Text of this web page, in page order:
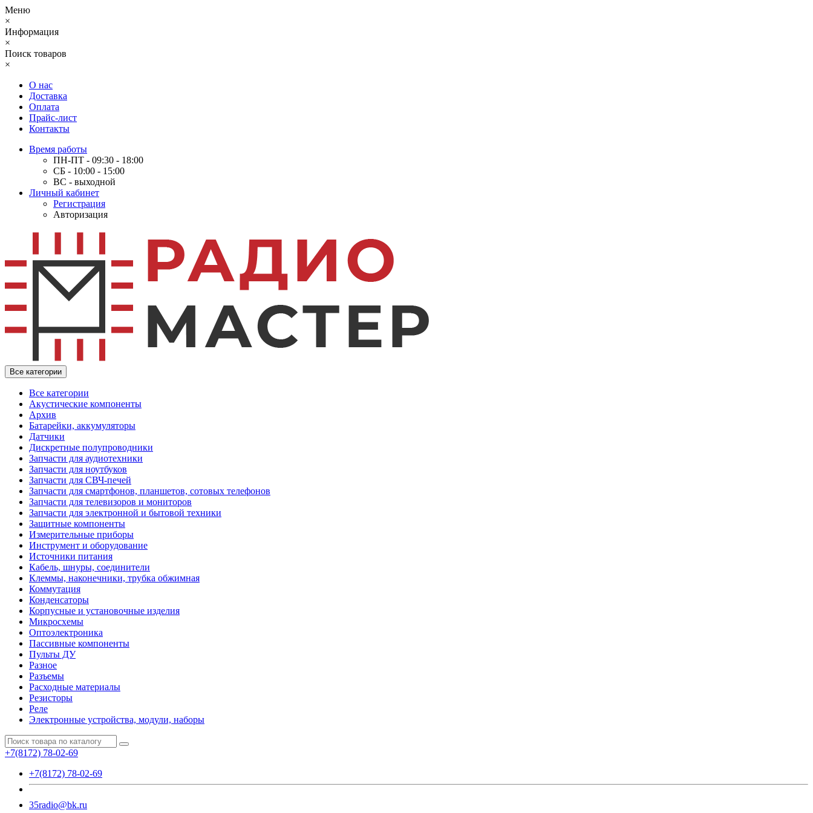
Меню
×
Информация
×
Поиск товаров
×
О нас
Доставка
Оплата
Прайс-лист
Контакты
Время работы
ПН-ПТ - 09:30 - 18:00
СБ - 10:00 - 15:00
ВС - выходной
Личный кабинет
Регистрация
Авторизация
Все категории
Все категории
Акустические компоненты
Архив
Батарейки, аккумуляторы
Датчики
Дискретные полупроводники
Запчасти для аудиотехники
Запчасти для ноутбуков
Запчасти для СВЧ-печей
Запчасти для смартфонов, планшетов, сотовых телефонов
Запчасти для телевизоров и мониторов
Запчасти для электронной и бытовой техники
Защитные компоненты
Измерительные приборы
Инструмент и оборудование
Источники питания
Кабель, шнуры, соединители
Клеммы, наконечники, трубка обжимная
Коммутация
Конденсаторы
Корпусные и установочные изделия
Микросхемы
Оптоэлектроника
Пассивные компоненты
Пульты ДУ
Разное
Разъемы
Расходные материалы
Резисторы
Реле
Электронные устройства, модули, наборы
+7(8172) 78-02-69
+7(8172) 78-02-69
35radio@bk.ru